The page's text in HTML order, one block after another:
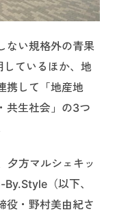
ない規格外の青果
しているほか、地
携して「地産地
共生社会」の3つ
方マルシェキッ
（以下、
役・野村美由紀さ